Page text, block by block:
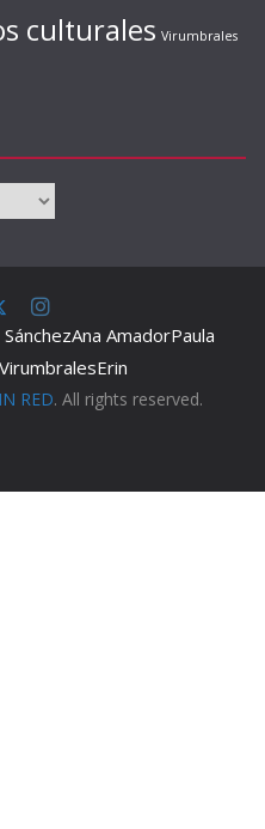
culturales Virumbrales
Ana AmadorPaula
VirumbralesErin
RED. All rights reserved.